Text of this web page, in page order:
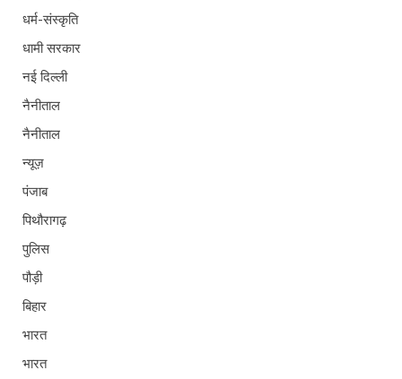
धर्म-संस्कृति
धामी सरकार
नई दिल्ली
नैनीताल
नैनीताल
न्यूज़
पंजाब
पिथौरागढ़
पुलिस
पौड़ी
बिहार
भारत
भारत